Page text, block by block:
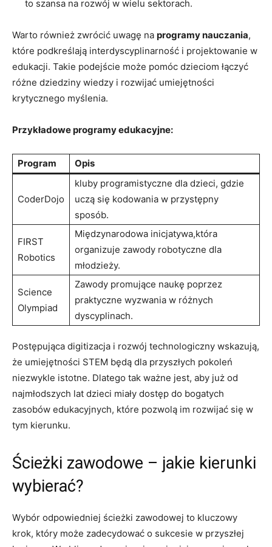
to szansa na rozwój⁢ w wielu sektorach.
Warto również zwrócić uwagę na programy nauczania,
które podkreślają⁢ interdyscyplinarność i projektowanie ⁢w‍
edukacji.⁣ Takie podejście może pomóc dzieciom łączyć
różne dziedziny wiedzy⁢ i rozwijać umiejętności
‌krytycznego myślenia.
Przykładowe programy edukacyjne:
Program Opis
CoderDojo
kluby programistyczne dla dzieci, gdzie
uczą się⁢ kodowania w przystępny
sposób.
FIRST
Robotics
Międzynarodowa inicjatywa,która
organizuje zawody robotyczne ⁣dla
młodzieży.
Science
Olympiad
Zawody promujące naukę⁣ poprzez⁣
praktyczne wyzwania w różnych​
dyscyplinach.
Postępująca digitizacja i⁢ rozwój‌ technologiczny wskazują,
że umiejętności STEM będą dla‍ przyszłych‌ pokoleń
⁣niezwykle⁣ istotne. Dlatego tak ważne ‌jest, aby ​już od
najmłodszych ‌lat dzieci miały ‌dostęp do bogatych
zasobów edukacyjnych, które pozwolą im rozwijać‍ się w⁣
tym kierunku.
Ścieżki zawodowe – jakie kierunki
wybierać?
Wybór odpowiedniej ścieżki‌ zawodowej to kluczowy
krok, który może zadecydować o sukcesie⁤ w przyszłej